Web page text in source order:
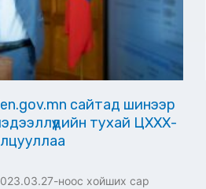
сайтад шинээр
тухай ЦХХХ-
ноос хойших сар